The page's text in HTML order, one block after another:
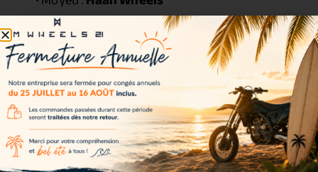
• Rayons : acier zingué
• Écrous : acier renforcé
• Roulements : inclus
• Joints spy : inclus
• Entretoises : incluses
• Visserie : incluse
Couleurs disponibles